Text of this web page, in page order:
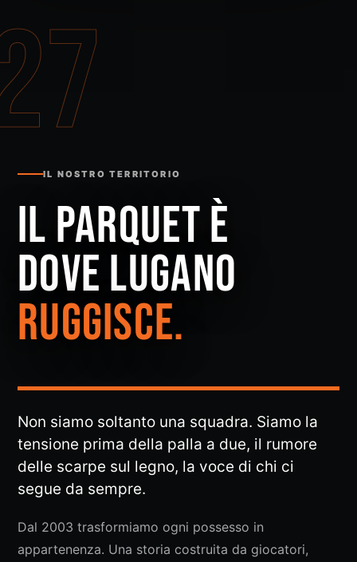
IL NOSTRO TERRITORIO
IL PARQUET È
DOVE LUGANO
RUGGISCE.
Non siamo soltanto una squadra. Siamo la
tensione prima della palla a due, il rumore
delle scarpe sul legno, la voce di chi ci
segue da sempre.
Dal 2003 trasformiamo ogni possesso in
appartenenza. Una storia costruita da giocatori,